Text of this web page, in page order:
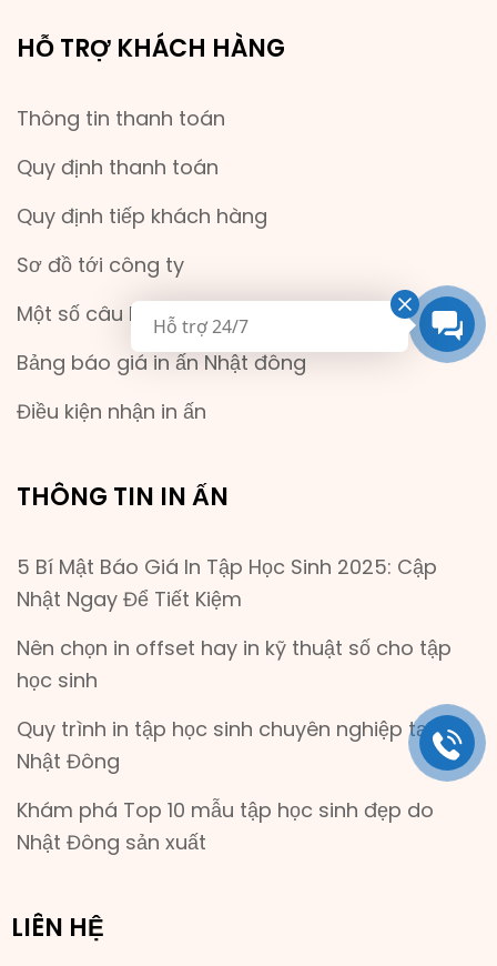
HỖ TRỢ KHÁCH HÀNG
Thông tin thanh toán
Quy định thanh toán
Quy định tiếp khách hàng
Sơ đồ tới công ty
Một số câu hỏi thường gặp
Bảng báo giá in ấn Nhật đông
Điều kiện nhận in ấn
THÔNG TIN IN ẤN
5 Bí Mật Báo Giá In Tập Học Sinh 2025: Cập
Nhật Ngay Để Tiết Kiệm
Nên chọn in offset hay in kỹ thuật số cho tập
học sinh
Quy trình in tập học sinh chuyên nghiệp tại
Nhật Đông
Khám phá Top 10 mẫu tập học sinh đẹp do
Nhật Đông sản xuất
LIÊN HỆ
Hỗ trợ 24/7